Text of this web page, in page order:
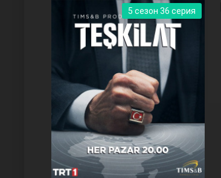
Правосyдие
5 сезон 36 серия